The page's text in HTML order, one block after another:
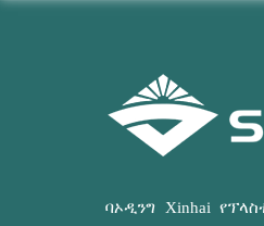
ባኦዲንግ Xinhai